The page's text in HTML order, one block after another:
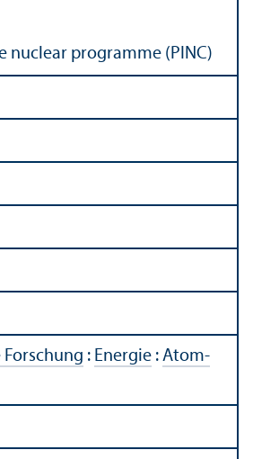
programme (PINC)
: Energie : Atom­